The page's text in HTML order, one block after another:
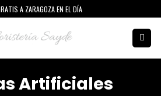
A ZARAGOZA EN EL DÍA
Artificiales